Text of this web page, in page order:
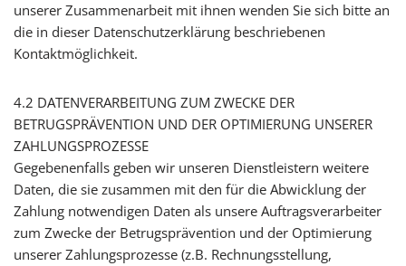
unserer Zusammenarbeit mit ihnen wenden Sie sich bitte an
die in dieser Datenschutzerklärung beschriebenen
Kontaktmöglichkeit.
4.2 DATENVERARBEITUNG ZUM ZWECKE DER
BETRUGSPRÄVENTION UND DER OPTIMIERUNG UNSERER
ZAHLUNGSPROZESSE
Gegebenenfalls geben wir unseren Dienstleistern weitere
Daten, die sie zusammen mit den für die Abwicklung der
Zahlung notwendigen Daten als unsere Auftragsverarbeiter
zum Zwecke der Betrugsprävention und der Optimierung
unserer Zahlungsprozesse (z.B. Rechnungsstellung,